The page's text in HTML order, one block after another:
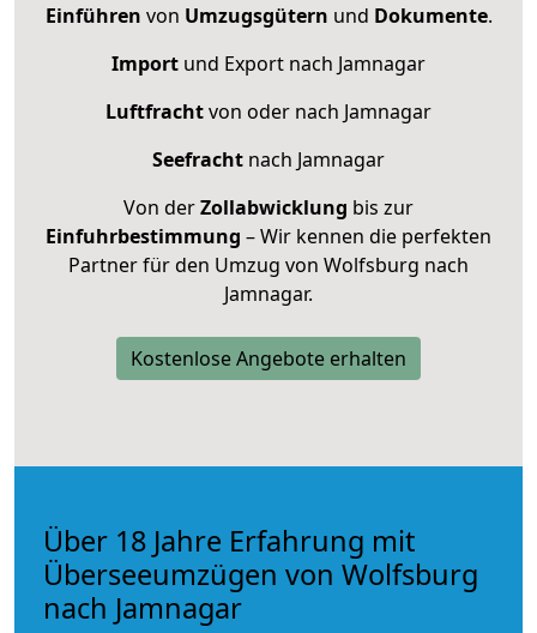
Einführen von Umzugsgütern und Dokumente.
Import und Export nach Jamnagar
Luftfrachtvon oder nach Jamnagar
Seefracht nach Jamnagar
Von derZollabwicklung bis zur
Einfuhrbestimmung – Wir kennen die perfekten
Partner für den Umzug von Wolfsburg nach
Jamnagar.
Kostenlose Angebote erhalten
Über 18 Jahre Erfahrung mit
Überseeumzügen von Wolfsburg
nach Jamnagar